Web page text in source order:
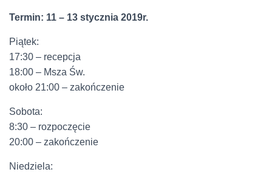
Termin: 11 – 13 stycznia 2019r.
Piątek:
17:30 – recepcja
18:00 – Msza Św.
około 21:00 – zakończenie
Sobota:
8:30 – rozpoczęcie
20:00 – zakończenie
Niedziela: